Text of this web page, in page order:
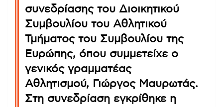
συνεδρίασης του Διοικητικού
Συμβουλίου του Αθλητικού
Τμήματος του Συμβουλίου της
Ευρώπης, όπου συμμετείχε ο
γενικός γραμματέας
Αθλητισμού, Γιώργος Μαυρωτάς.
Στη συνεδρίαση εγκρίθηκε η